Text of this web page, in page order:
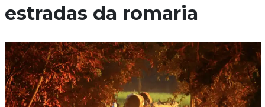
estradas da romaria